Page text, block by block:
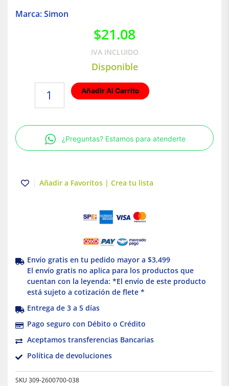
Marca: Simon
$21.08
IVA INCLUIDO
Disponible
Grafito
Simon
26
cantidad
Añadir Al Carrito
¿Preguntas? Estamos para atenderte
Añadir a Favoritos | Crea tu lista
Envío gratis en tu pedido mayor a $3,499
El envío gratis no aplica para los productos que
cuentan con la leyenda: *El envío de este producto
está sujeto a cotización de flete *
Entrega de 3 a 5 días
Pago seguro con Débito o Crédito
Aceptamos transferencias Bancarias
Política de devoluciones
SKU 309-2600700-038